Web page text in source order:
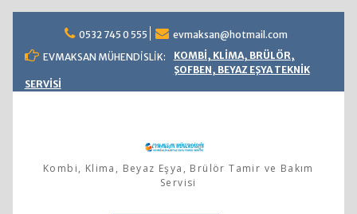
content
0532 745 0 555
evmaksan@hotmail.com
EVMAKSAN MÜHENDİSLİK:
KOMBİ, KLİMA, BRÜLÖR,
ŞOFBEN, BEYAZ EŞYA TEKNİK
SERVİSİ
Kombi, Klima, Beyaz Eşya, Brülör Tamir ve Bakım
Servisi